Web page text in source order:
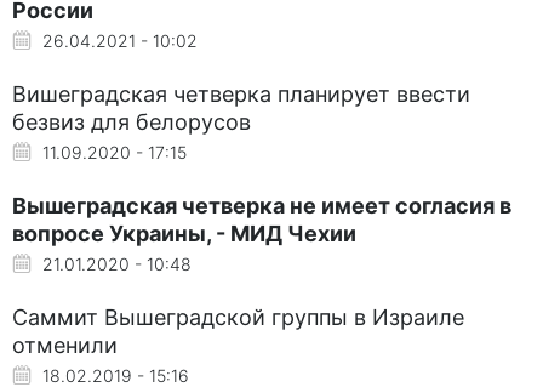
России
26.04.2021 - 10:02
Вишеградская четверка планирует ввести
безвиз для белорусов
11.09.2020 - 17:15
Вышеградская четверка не имеет согласия в
вопросе Украины, - МИД Чехии
21.01.2020 - 10:48
Саммит Вышеградской группы в Израиле
отменили
18.02.2019 - 15:16